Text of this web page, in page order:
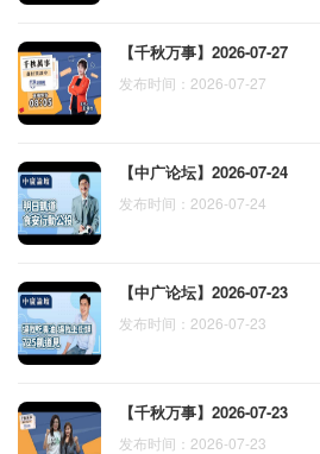
【千秋万事】2026-07-27
发布时间：2026-07-27
【中广论坛】2026-07-24
发布时间：2026-07-24
【中广论坛】2026-07-23
发布时间：2026-07-23
【千秋万事】2026-07-23
发布时间：2026-07-23